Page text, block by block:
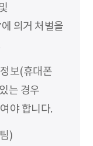
의거 처벌을
보(휴대폰
는 경우
야 합니다.
)